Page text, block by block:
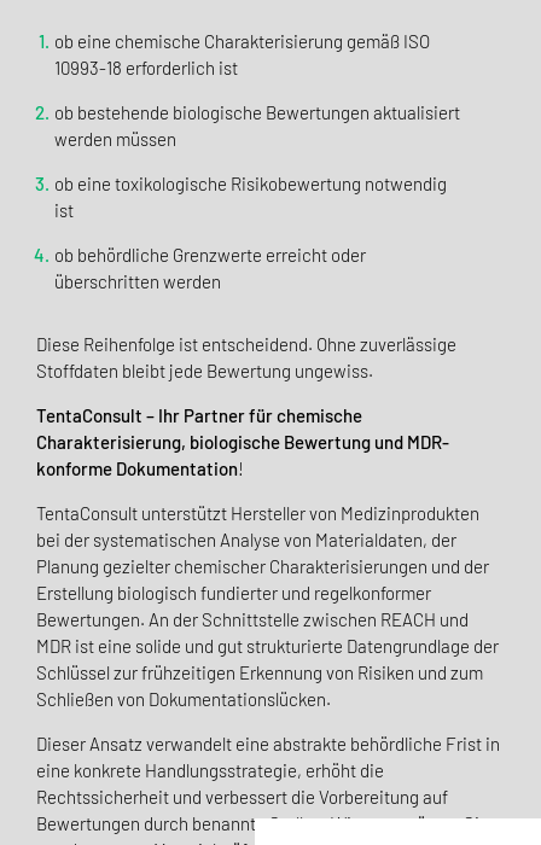
ob eine chemische Charakterisierung gemäß ISO
10993-18 erforderlich ist
ob bestehende biologische Bewertungen aktualisiert
werden müssen
ob eine toxikologische Risikobewertung notwendig
ist
ob behördliche Grenzwerte erreicht oder
überschritten werden
Diese Reihenfolge ist entscheidend. Ohne zuverlässige
Stoffdaten bleibt jede Bewertung ungewiss.
TentaConsult – Ihr Partner für chemische
Charakterisierung, biologische Bewertung und MDR-
konforme Dokumentation!
TentaConsult unterstützt Hersteller von Medizinprodukten
bei der systematischen Analyse von Materialdaten, der
Planung gezielter chemischer Charakterisierungen und der
Erstellung biologisch fundierter und regelkonformer
Bewertungen. An der Schnittstelle zwischen REACH und
MDR ist eine solide und gut strukturierte Datengrundlage der
Schlüssel zur frühzeitigen Erkennung von Risiken und zum
Schließen von Dokumentationslücken.
Dieser Ansatz verwandelt eine abstrakte behördliche Frist in
eine konkrete Handlungsstrategie, erhöht die
Rechtssicherheit und verbessert die Vorbereitung auf
Bewertungen durch benannte Stellen. Wir unterstützen Sie